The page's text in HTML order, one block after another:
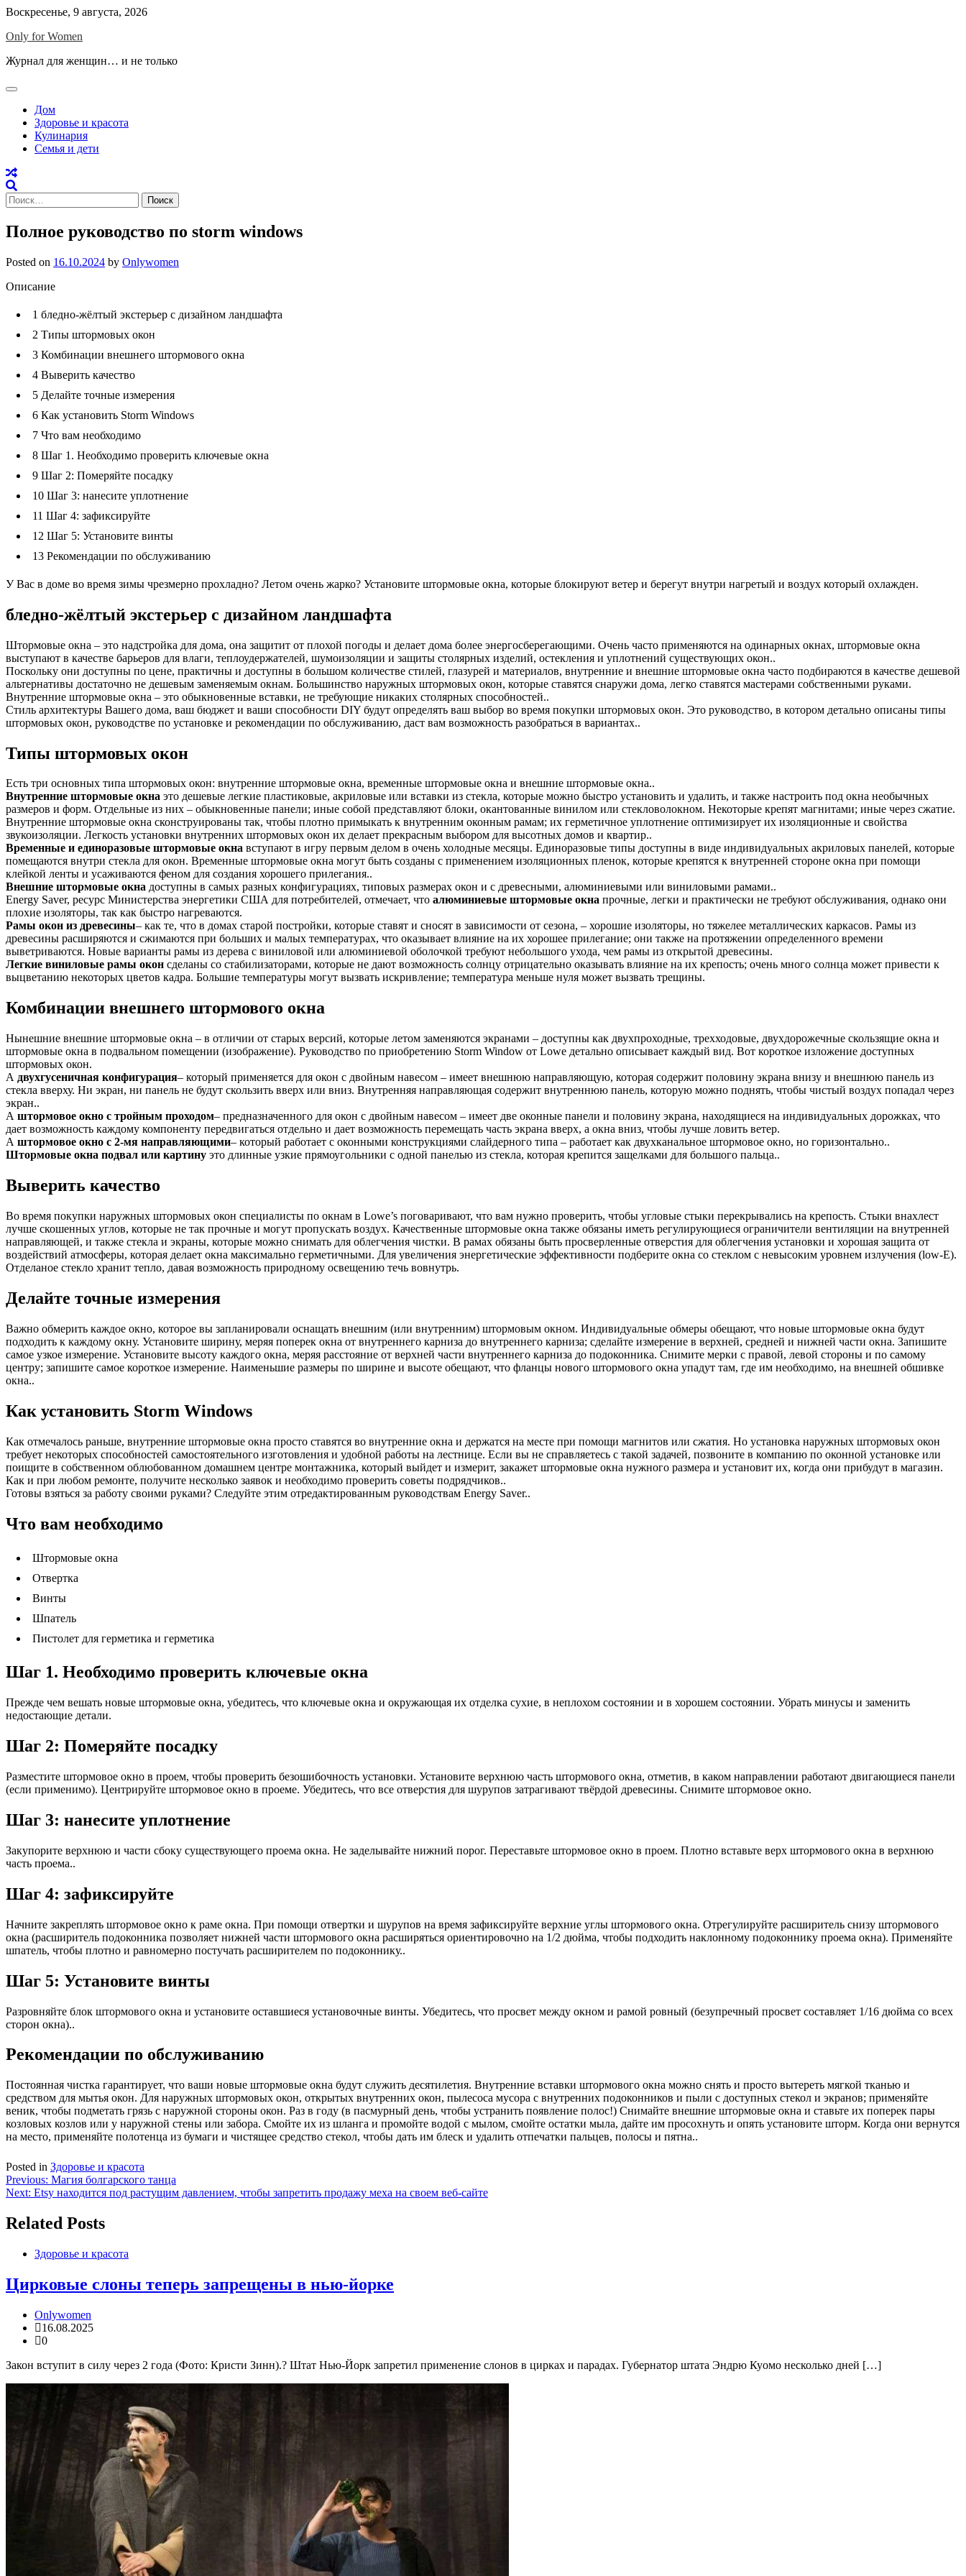
Skip
content
Воскресенье, 9 августа, 2026
Only for Women
Журнал для женщин… и не только
Дом
Здоровье и красота
Кулинария
Семья и дети
Найти:
Полное руководство по storm windows
Posted on 16.10.2024 by Onlywomen
Описание
1 бледно-жёлтый экстерьер с дизайном ландшафта
2 Типы штормовых окон
3 Комбинации внешнего штормового окна
4 Выверить качество
5 Делайте точные измерения
6 Как установить Storm Windows
7 Что вам необходимо
8 Шаг 1. Необходимо проверить ключевые окна
9 Шаг 2: Померяйте посадку
10 Шаг 3: нанесите уплотнение
11 Шаг 4: зафиксируйте
12 Шаг 5: Установите винты
13 Рекомендации по обслуживанию
У Вас в доме во время зимы чрезмерно прохладно? Летом очень жарко? Установите штормовые окна, которые блокируют ветер и берегут внутри нагретый и воздух который охлажден.
бледно-жёлтый экстерьер с дизайном ландшафта
Штормовые окна – это надстройка для дома, она защитит от плохой погоды и делает дома более энергосберегающими. Очень часто применяются на одинарных окнах, штормовые окна
выступают в качестве барьеров для влаги, теплоудержателей, шумоизоляции и защиты столярных изделий, остекления и уплотнений существующих окон..
Поскольку они доступны по цене, практичны и доступны в большом количестве стилей, глазурей и материалов, внутренние и внешние штормовые окна часто подбираются в качестве дешевой
альтернативы достаточно не дешевым заменяемым окнам. Большинство наружных штормовых окон, которые ставятся снаружи дома, легко ставятся мастерами собственными руками.
Внутренние штормовые окна – это обыкновенные вставки, не требующие никаких столярных способностей..
Стиль архитектуры Вашего дома, ваш бюджет и ваши способности DIY будут определять ваш выбор во время покупки штормовых окон. Это руководство, в котором детально описаны типы
штормовых окон, руководстве по установке и рекомендации по обслуживанию, даст вам возможность разобраться в вариантах..
Типы штормовых окон
Есть три основных типа штормовых окон: внутренние штормовые окна, временные штормовые окна и внешние штормовые окна..
Внутренние штормовые окна это дешевые легкие пластиковые, акриловые или вставки из стекла, которые можно быстро установить и удалить, и также настроить под окна необычных
размеров и форм. Отдельные из них – обыкновенные панели; иные собой представляют блоки, окантованные винилом или стекловолокном. Некоторые крепят магнитами; иные через сжатие.
Внутренние штормовые окна сконструированы так, чтобы плотно примыкать к внутренним оконным рамам; их герметичное уплотнение оптимизирует их изоляционные и свойства
звукоизоляции. Легкость установки внутренних штормовых окон их делает прекрасным выбором для высотных домов и квартир..
Временные и единоразовые штормовые окна вступают в игру первым делом в очень холодные месяцы. Единоразовые типы доступны в виде индивидуальных акриловых панелей, которые
помещаются внутри стекла для окон. Временные штормовые окна могут быть созданы с применением изоляционных пленок, которые крепятся к внутренней стороне окна при помощи
клейкой ленты и усаживаются феном для создания хорошего прилегания..
Внешние штормовые окна доступны в самых разных конфигурациях, типовых размерах окон и с древесными, алюминиевыми или виниловыми рамами..
Energy Saver, ресурс Министерства энергетики США для потребителей, отмечает, что алюминиевые штормовые окна прочные, легки и практически не требуют обслуживания, однако они
плохие изоляторы, так как быстро нагреваются.
Рамы окон из древесины– как те, что в домах старой постройки, которые ставят и сносят в зависимости от сезона, – хорошие изоляторы, но тяжелее металлических каркасов. Рамы из
древесины расширяются и сжимаются при больших и малых температурах, что оказывает влияние на их хорошее прилегание; они также на протяжении определенного времени
выветриваются. Новые варианты рамы из дерева с виниловой или алюминиевой оболочкой требуют небольшого ухода, чем рамы из открытой древесины.
Легкие виниловые рамы окон сделаны со стабилизаторами, которые не дают возможность солнцу отрицательно оказывать влияние на их крепость; очень много солнца может привести к
выцветанию некоторых цветов кадра. Большие температуры могут вызвать искривление; температура меньше нуля может вызвать трещины.
Комбинации внешнего штормового окна
Нынешние внешние штормовые окна – в отличии от старых версий, которые летом заменяются экранами – доступны как двухпроходные, трехходовые, двухдорожечные скользящие окна и
штормовые окна в подвальном помещении (изображение). Руководство по приобретению Storm Window от Lowe детально описывает каждый вид. Вот короткое изложение доступных
штормовых окон.
А двухгусеничная конфигурация– который применяется для окон с двойным навесом – имеет внешнюю направляющую, которая содержит половину экрана внизу и внешнюю панель из
стекла вверху. Ни экран, ни панель не будут скользить вверх или вниз. Внутренняя направляющая содержит внутреннюю панель, которую можно поднять, чтобы чистый воздух попадал через
экран..
А штормовое окно с тройным проходом– предназначенного для окон с двойным навесом – имеет две оконные панели и половину экрана, находящиеся на индивидуальных дорожках, что
дает возможность каждому компоненту передвигаться отдельно и дает возможность перемещать часть экрана вверх, а окна вниз, чтобы лучше ловить ветер.
А штормовое окно с 2-мя направляющими– который работает с оконными конструкциями слайдерного типа – работает как двухканальное штормовое окно, но горизонтально..
Штормовые окна подвал или картину это длинные узкие прямоугольники с одной панелью из стекла, которая крепится защелками для большого пальца..
Выверить качество
Во время покупки наружных штормовых окон специалисты по окнам в Lowe’s поговаривают, что вам нужно проверить, чтобы угловые стыки перекрывались на крепость. Стыки внахлест
лучше скошенных углов, которые не так прочные и могут пропускать воздух. Качественные штормовые окна также обязаны иметь регулирующиеся ограничители вентиляции на внутренней
направляющей, и также стекла и экраны, которые можно снимать для облегчения чистки. В рамах обязаны быть просверленные отверстия для облегчения установки и хорошая защита от
воздействий атмосферы, которая делает окна максимально герметичными. Для увеличения энергетические эффективности подберите окна со стеклом с невысоким уровнем излучения (low-E).
Отделаное стекло хранит тепло, давая возможность природному освещению течь вовнутрь.
Делайте точные измерения
Важно обмерить каждое окно, которое вы запланировали оснащать внешним (или внутренним) штормовым окном. Индивидуальные обмеры обещают, что новые штормовые окна будут
подходить к каждому окну. Установите ширину, меряя поперек окна от внутреннего карниза до внутреннего карниза; сделайте измерение в верхней, средней и нижней части окна. Запишите
самое узкое измерение. Установите высоту каждого окна, меряя расстояние от верхней части внутреннего карниза до подоконника. Снимите мерки с правой, левой стороны и по самому
центру; запишите самое короткое измерение. Наименьшие размеры по ширине и высоте обещают, что фланцы нового штормового окна упадут там, где им необходимо, на внешней обшивке
окна..
Как установить Storm Windows
Как отмечалось раньше, внутренние штормовые окна просто ставятся во внутренние окна и держатся на месте при помощи магнитов или сжатия. Но установка наружных штормовых окон
требует некоторых способностей самостоятельного изготовления и удобной работы на лестнице. Если вы не справляетесь с такой задачей, позвоните в компанию по оконной установке или
поищите в собственном облюбованном домашнем центре монтажника, который выйдет и измерит, закажет штормовые окна нужного размера и установит их, когда они прибудут в магазин.
Как и при любом ремонте, получите несколько заявок и необходимо проверить советы подрядчиков..
Готовы взяться за работу своими руками? Следуйте этим отредактированным руководствам Energy Saver..
Что вам необходимо
Штормовые окна
Отвертка
Винты
Шпатель
Пистолет для герметика и герметика
Шаг 1. Необходимо проверить ключевые окна
Прежде чем вешать новые штормовые окна, убедитесь, что ключевые окна и окружающая их отделка сухие, в неплохом состоянии и в хорошем состоянии. Убрать минусы и заменить
недостающие детали.
Шаг 2: Померяйте посадку
Разместите штормовое окно в проем, чтобы проверить безошибочность установки. Установите верхнюю часть штормового окна, отметив, в каком направлении работают двигающиеся панели
(если применимо). Центрируйте штормовое окно в проеме. Убедитесь, что все отверстия для шурупов затрагивают твёрдой древесины. Снимите штормовое окно.
Шаг 3: нанесите уплотнение
Закупорите верхнюю и части сбоку существующего проема окна. Не заделывайте нижний порог. Переставьте штормовое окно в проем. Плотно вставьте верх штормового окна в верхнюю
часть проема..
Шаг 4: зафиксируйте
Начните закреплять штормовое окно к раме окна. При помощи отвертки и шурупов на время зафиксируйте верхние углы штормового окна. Отрегулируйте расширитель снизу штормового
окна (расширитель подоконника позволяет нижней части штормового окна расширяться ориентировочно на 1/2 дюйма, чтобы подходить наклонному подоконнику проема окна). Применяйте
шпатель, чтобы плотно и равномерно постучать расширителем по подоконнику..
Шаг 5: Установите винты
Разровняйте блок штормового окна и установите оставшиеся установочные винты. Убедитесь, что просвет между окном и рамой ровный (безупречный просвет составляет 1/16 дюйма со всех
сторон окна)..
Рекомендации по обслуживанию
Постоянная чистка гарантирует, что ваши новые штормовые окна будут служить десятилетия. Внутренние вставки штормового окна можно снять и просто вытереть мягкой тканью и
средством для мытья окон. Для наружных штормовых окон, открытых внутренних окон, пылесоса мусора с внутренних подоконников и пыли с доступных стекол и экранов; применяйте
веник, чтобы подметать грязь с наружной стороны окон. Раз в году (в пасмурный день, чтобы устранить появление полос!) Снимайте внешние штормовые окна и ставьте их поперек пары
козловых козлов или у наружной стены или забора. Смойте их из шланга и промойте водой с мылом, смойте остатки мыла, дайте им просохнуть и опять установите шторм. Когда они вернутся
на место, применяйте полотенца из бумаги и чистящее средство стекол, чтобы дать им блеск и удалить отпечатки пальцев, полосы и пятна..
Posted in Здоровье и красота
Навигация
по
записям
Previous: Магия болгарского танца
Next: Etsy находится под растущим давлением, чтобы запретить продажу меха на своем веб-сайте
Related Posts
Здоровье и красота
Цирковые слоны теперь запрещены в нью-йорке
Onlywomen
16.08.2025
0
Закон вступит в силу через 2 года (Фото: Кристи Зинн).? Штат Нью-Йорк запретил применение слонов в цирках и парадах. Губернатор штата Эндрю Куомо несколько дней […]